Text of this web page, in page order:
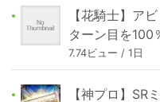
【花騎士】ア
ターン目を100
7.74ビュー / 1日
【神プロ】SR